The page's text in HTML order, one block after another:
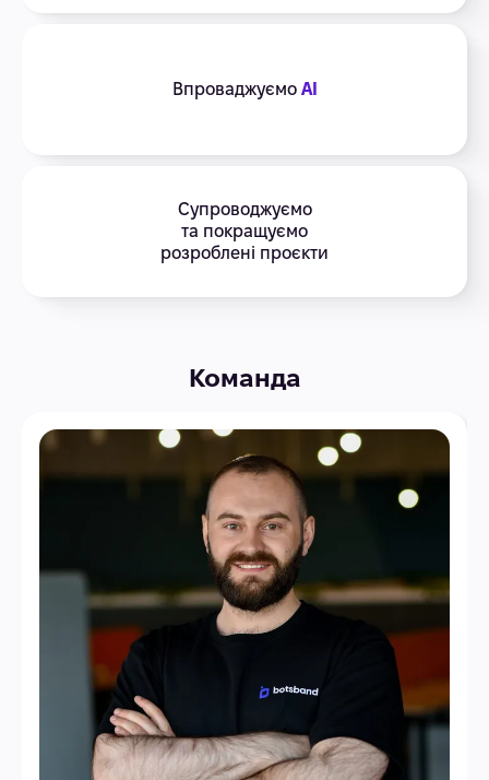
Впроваджуємо AI
Супроводжуємо
та покращуємо
розроблені проєкти
Команда